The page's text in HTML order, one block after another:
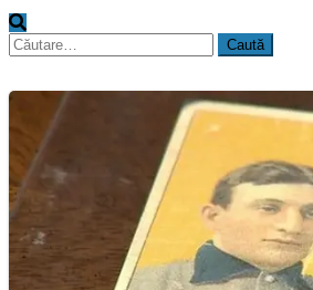
Caută
după: